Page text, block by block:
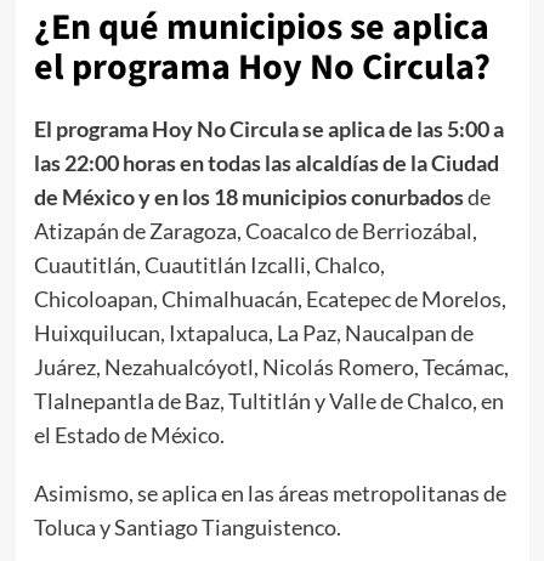
¿En qué municipios se aplica
el programa Hoy No Circula?
El programa Hoy No Circula se aplica de las 5:00 a
las 22:00 horas en todas las alcaldías de la Ciudad
de México y en los 18 municipios conurbadosde
Atizapán de Zaragoza, Coacalco de Berriozábal,
Cuautitlán, Cuautitlán Izcalli, Chalco,
Chicoloapan, Chimalhuacán, Ecatepec de Morelos,
Huixquilucan, Ixtapaluca, La Paz, Naucalpan de
Juárez, Nezahualcóyotl, Nicolás Romero, Tecámac,
Tlalnepantla de Baz, Tultitlán y Valle de Chalco, en
el Estado de México.
Asimismo, se aplica en las áreas metropolitanas de
Toluca y Santiago Tianguistenco.